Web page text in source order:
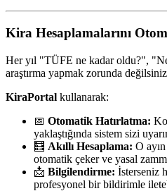
Kira Hesaplamalarını
Her yıl "TÜFE ne kadar oldu?",
araştırma yapmak zorunda
KiraPortal kullanarak:
📅 Otomatik Hatırlatma:
yaklaştığında sistem sizi
🧮 Akıllı Hesaplama: O
otomatik çeker ve yasal
📩 Bilgilendirme: İsterseniz
profesyonel bir bildirimle